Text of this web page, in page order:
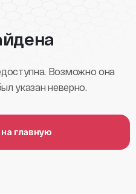
Возможно она
указан неверно.
главную